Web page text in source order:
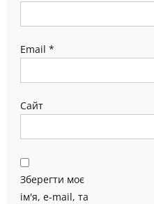
Email *
Сайт
Зберегти моє
ім'я, e-mail, та